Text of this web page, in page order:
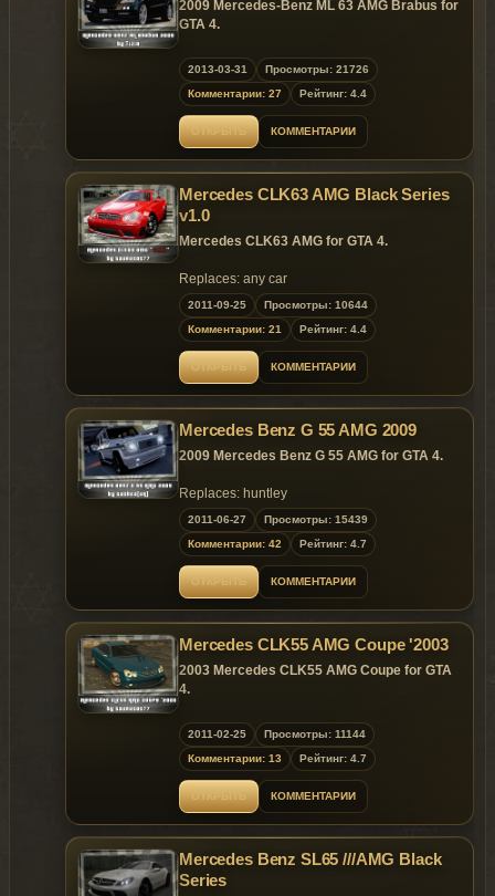
2009 Mercedes-Benz ML 63 AMG Brabus for
GTA 4.
Replaces: landstalker
Model is exclusive toGta Mania
10.05.2013 !
~ GTAMANIA EXCLUSIVE ~
DO NOT HOST THIS MOD ON OTHER
2013-03-31
Просмотры: 21726
Комментарии: 27
Рейтинг: 4.4
КОММЕНТАРИИ
Mercedes CLK63 AMG Black Series
v1.0
Mercedes CLK63 AMG for GTA 4.
Replaces: any car
Model is exclusive to GtaMania.ru sites until
15.10.2011!
2011-09-25
Просмотры: 10644
Комментарии: 21
Рейтинг: 4.4
КОММЕНТАРИИ
Mercedes Benz G 55 AMG 2009
2009 Mercedes Benz G 55 AMG for GTA 4.
Replaces: huntley
~ GTAMANIA EXCLUSIVE ~
Model is exclusive to GtaMania.ru site until
2011-06-27
Просмотры: 15439
Комментарии: 42
Рейтинг: 4.7
КОММЕНТАРИИ
Mercedes CLK55 AMG Coupe '2003
2003 Mercedes CLK55 AMG Coupe for GTA
4.
~ GTAMANIA EXCLUSIVE ~
2011-02-25
Просмотры: 11144
Комментарии: 13
Рейтинг: 4.7
КОММЕНТАРИИ
Mercedes Benz SL65 ///AMG Black
Series